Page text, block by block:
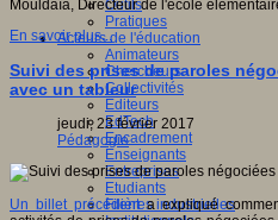
Outils
Pratiques
Acteurs de l'éducation
Animateurs
Chercheurs
Collectivités
Editeurs
EdTech
Encadrement
Enseignants
Entreprises
Etudiants
Filières industrielles
Mouldaïa, Directeur de l'école
En savoir plus...
Suivi des prises de paroles
avec un tableur
jeudi, 23 février 2017
Pédagogie
Un billet précédenta expliqué